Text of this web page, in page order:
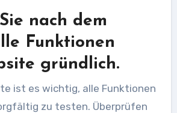
nach dem
Funktionen
gründlich.
ist es wichtig, alle Funktionen
zu testen. Überprüfen